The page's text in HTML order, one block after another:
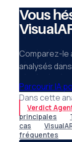
Vous
Comparez-le
analysés
Parcourir IA
Dans cette
Verdict
principales
cas
fréquentes